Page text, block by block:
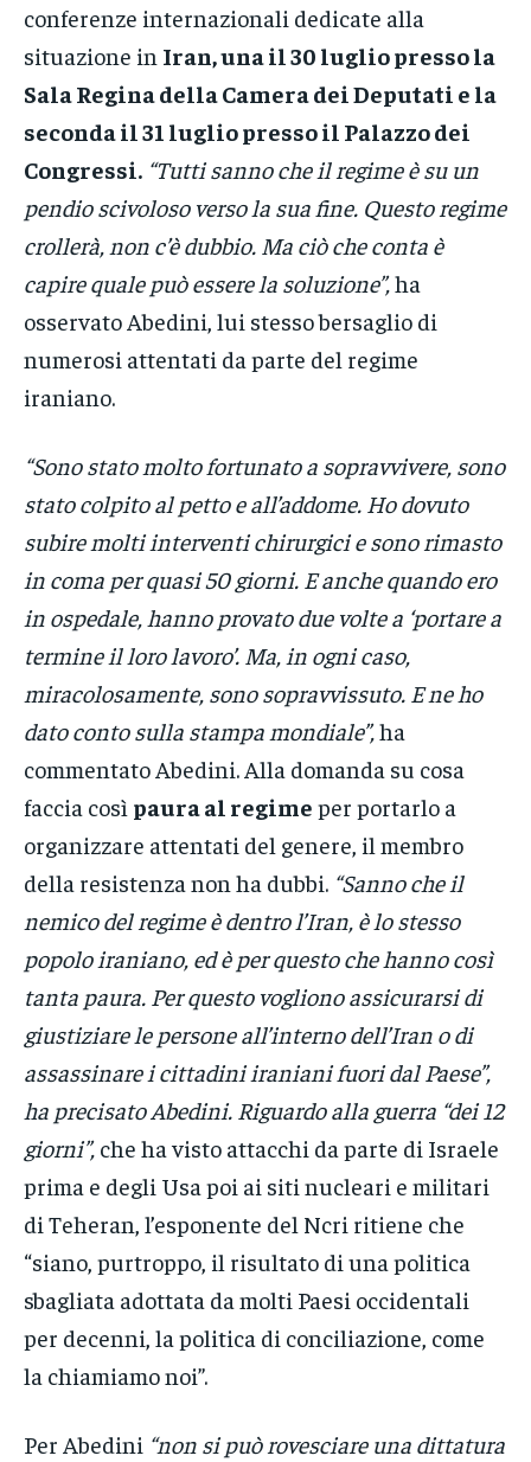
conferenze internazionali dedicate alla
situazione in Iran, una il 30 luglio presso la
Sala Regina della Camera dei Deputati e la
seconda il 31 luglio presso il Palazzo dei
Congressi. “Tutti sanno che il regime è su un
pendio scivoloso verso la sua fine. Questo regime
crollerà, non c’è dubbio. Ma ciò che conta è
capire quale può essere la soluzione”,ha
osservato Abedini, lui stesso bersaglio di
numerosi attentati da parte del regime
iraniano.
“Sono stato molto fortunato a sopravvivere, sono
stato colpito al petto e all’addome. Ho dovuto
subire molti interventi chirurgici e sono rimasto
in coma per quasi 50 giorni. E anche quando ero
in ospedale, hanno provato due volte a ‘portare a
termine il loro lavoro’. Ma, in ogni caso,
miracolosamente, sono sopravvissuto. E ne ho
dato conto sulla stampa mondiale”,ha
commentato Abedini. Alla domanda su cosa
faccia così paura al regime per portarlo a
organizzare attentati del genere, il membro
della resistenza non ha dubbi. “Sanno che il
nemico del regime è dentro l’Iran, è lo stesso
popolo iraniano, ed è per questo che hanno così
tanta paura. Per questo vogliono assicurarsi di
giustiziare le persone all’interno dell’Iran o di
assassinare i cittadini iraniani fuori dal Paese”,
ha precisato Abedini. Riguardo alla guerra “dei 12
giorni”, che ha visto attacchi da parte di Israele
prima e degli Usa poi ai siti nucleari e militari
di Teheran, l’esponente del Ncri ritiene che
“siano, purtroppo, il risultato di una politica
sbagliata adottata da molti Paesi occidentali
per decenni, la politica di conciliazione, come
la chiamiamo noi”.
Per Abedini “non si può rovesciare una dittatura